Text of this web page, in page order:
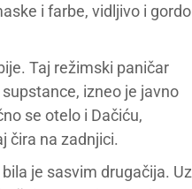
i farbe, vidljivo i gordo
Taj režimski paničar
izneo je javno
se otelo i Dačiću,
čira na zadnjici.
je sasvim drugačija. Uz